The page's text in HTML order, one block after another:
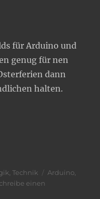
für Arduino und
genug für nen
dann
halten.
,Technik Schlagwörter
Arduino
einen